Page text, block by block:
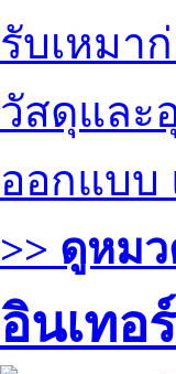
รับเหมา
วัสดุและ
ออกแบบ
>> ดูหม
อินเทอ